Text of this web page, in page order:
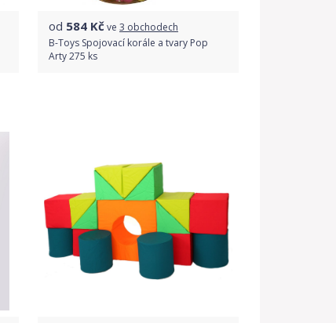
od 584 Kčve 3 obchodech
B-Toys Spojovací korále a tvary Pop
Arty 275 ks